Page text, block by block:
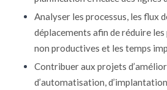
Analyser les processus, les flux
déplacements afin de réduire
non productives et les temps
Contribuer aux projets
d’automatisation,